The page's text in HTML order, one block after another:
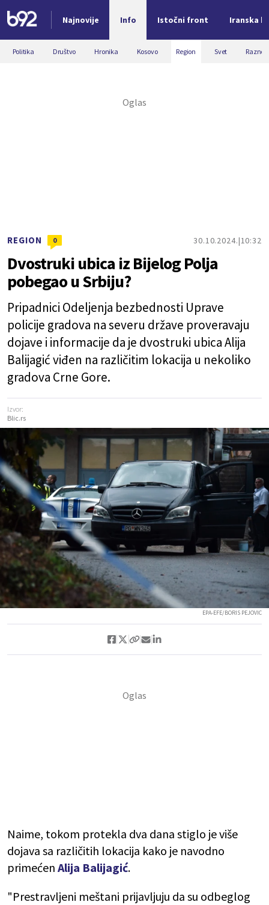
Najnovije Info Istočni front Iranska
Nova vest
Politika Društvo Hronika Kosovo Region Svet Razno
REGION 0 30.10.2024. 10:32
Dvostruki ubica iz Bijelog Polja
pobegao u Srbiju?
Pripadnici Odeljenja bezbednosti Uprave
policije gradova na severu države proveravaju
dojave i informacije da je dvostruki ubica Alija
Balijagić viđen na različitim lokacija u nekoliko
gradova Crne Gore.
Izvor:
Blic.rs
EPA-EFE/BORIS PEJOVIC
Naime, tokom protekla dva dana stiglo je više
dojava sa različitih lokacija kako je navodno
primećen Alija Balijagić.
"Prestravljeni meštani prijavljuju da su odbeglog